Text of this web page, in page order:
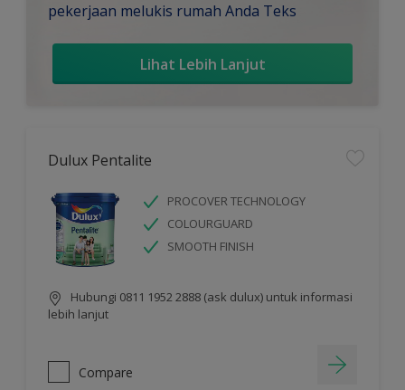
pekerjaan melukis rumah Anda Teks
Lihat Lebih Lanjut
Dulux Pentalite
PROCOVER TECHNOLOGY
COLOURGUARD
SMOOTH FINISH
Hubungi 0811 1952 2888 (ask dulux) untuk informasi
lebih lanjut
Compare